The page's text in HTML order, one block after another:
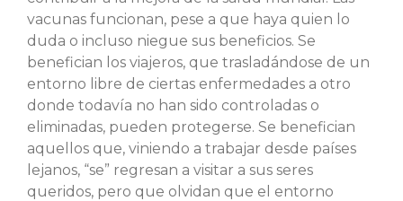
vacunas funcionan, pese a que haya quien lo
duda o incluso niegue sus beneficios. Se
benefician los viajeros, que trasladándose de un
entorno libre de ciertas enfermedades a otro
donde todavía no han sido controladas o
eliminadas, pueden protegerse. Se benefician
aquellos que, viniendo a trabajar desde países
lejanos, “se” regresan a visitar a sus seres
queridos, pero que olvidan que el entorno